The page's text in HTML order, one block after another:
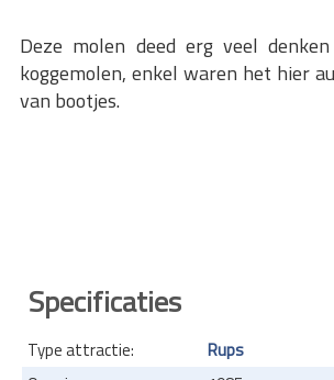
Deze molen deed erg veel
koggemolen, enkel waren het hier
van bootjes.
Specificaties
Type attractie:
Rups